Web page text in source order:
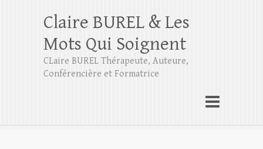
Claire BUREL & Les
Mots Qui Soignent
CLaire BUREL Thérapeute, Auteure,
Conférencière et Formatrice